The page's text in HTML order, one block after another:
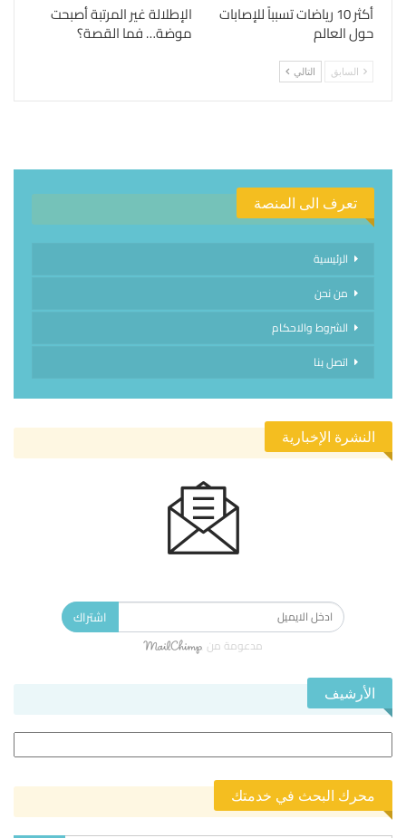
أكثر 10 رياضات تسبباً للإصابات
حول العالم
الإطلالة غير المرتبة أصبحت
موضة… فما القصة؟
السابق التالي
تعرف الى المنصة
الرئيسية
من نحن
الشروط والاحكام
اتصل بنا
النشرة الإخبارية
اشتراك
مدعومة من
الأرشيف
محرك البحث في خدمتك